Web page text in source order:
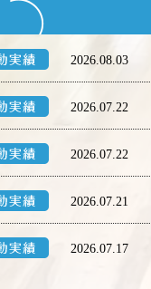
2026.08.03
2026.07.22
2026.07.22
2026.07.21
2026.07.17